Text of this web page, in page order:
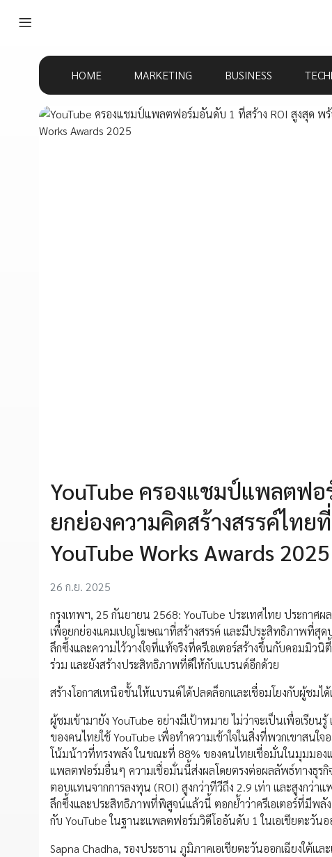
HOME MARKETING BUSINESS
YouTube ครองแชมป์แพลตฟ
ยกย่องความคิดสร้างสรรค์ไทย
YouTube Works Awards 2025
26 ก.ย. 2025
กรุงเทพฯ, 25 กันยายน 2568: YouTube ประเทศไทย ประกาศ
เพื่อยกย่องแคมเปญโฆษณาที่สร้างสรรค์ และมีประสิทธิภาพที่สุด
ลึกซึ้งและความไว้วางใจที่แท้จริงที่ครีเอเตอร์สร้างขึ้นกับคอมมิ
ร่วม และยังสร้างประสิทธิภาพที่ดีให้กับแบรนด์อีกด้วย
สร้างโอกาสเหนือชั้นให้แบรนด์ได้ปลดล็อกและเชื่อมโยงกับผู้ชมไ
ผู้ชมเข้ามายัง YouTube อย่างมีเป้าหมาย ไม่ว่าจะเป็นเพื่อเรี
ของคนไทยใช้ YouTube เพื่อทำความเข้าใจในสิ่งที่พวกเขาสนใ
โน้มน้าวที่ทรงพลัง ในขณะที่ 88% ของคนไทยเชื่อมั่นในมุมมอง
แพลตฟอร์มอื่นๆ ความเชื่อมั่นนี้ส่งผลโดยตรงต่อผลลัพธ์ทางธุรกิ
ตอบแทนจากการลงทุน (ROI) สูงกว่าทีวีถึง 2.9 เท่า และสูงกว่า
ลึกซึ้งและประสิทธิภาพที่พิสูจน์แล้วนี้ ตอกย้ำว่าครีเอเตอร์ที่มีพลั
กับ YouTube ในฐานะแพลตฟอร์มวิดีโออันดับ 1 ในเอเชียตะวัน
Sapna Chadha, รองประธาน ภูมิภาคเอเชียตะวันออกเฉียงใต้แ